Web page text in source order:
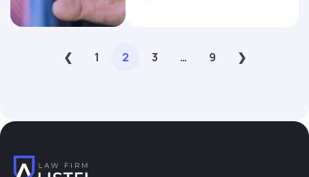
Пагінація
❮ 1 2 3 … 9 ❯